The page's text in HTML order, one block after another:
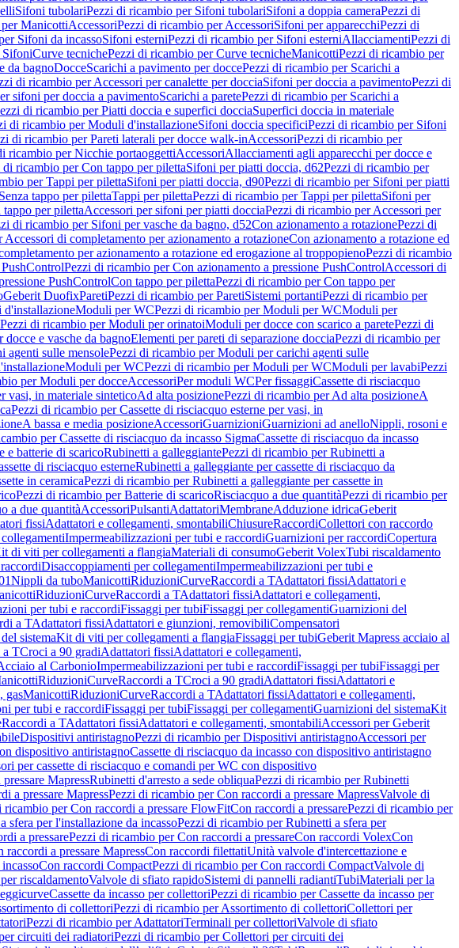
Sifoni tubolariPezzi di ricambio per Sifoni tubolariSifoni a doppia cameraPezzi di
ManicottiAccessoriPezzi di ricambio per AccessoriSifoni per apparecchiPezzi di
Sifoni da incassoSifoni esterniPezzi di ricambio per Sifoni esterniAllacciamentiPezzi di
SifoniCurve tecnichePezzi di ricambio per Curve tecnicheManicottiPezzi di ricambio per
da bagnoDocceScarichi a pavimento per doccePezzi di ricambio per Scarichi a
di ricambio per Accessori per canalette per docciaSifoni per doccia a pavimentoPezzi di
sifoni per doccia a pavimentoScarichi a paretePezzi di ricambio per Scarichi a
di ricambio per Piatti doccia e superfici docciaSuperfici doccia in materiale
di ricambio per Moduli d'installazioneSifoni doccia specificiPezzi di ricambio per Sifoni
di ricambio per Pareti laterali per docce walk-inAccessoriPezzi di ricambio per
ricambio per Nicchie portaoggettiAccessoriAllacciamenti agli apparecchi per docce e
di ricambio per Con tappo per pilettaSifoni per piatti doccia, d62Pezzi di ricambio per
per Tappi per pilettaSifoni per piatti doccia, d90Pezzi di ricambio per Sifoni per piatti
tappo per pilettaTappi per pilettaPezzi di ricambio per Tappi per pilettaSifoni per
per pilettaAccessori per sifoni per piatti docciaPezzi di ricambio per Accessori per
di ricambio per Sifoni per vasche da bagno, d52Con azionamento a rotazionePezzi di
di completamento per azionamento a rotazioneCon azionamento a rotazione ed
per azionamento a rotazione ed erogazione al troppopienoPezzi di ricambio
Pezzi di ricambio per Con azionamento a pressione PushControlAccessori di
PushControlCon tappo per pilettaPezzi di ricambio per Con tappo per
Geberit DuofixParetiPezzi di ricambio per ParetiSistemi portantiPezzi di ricambio per
Moduli per WCPezzi di ricambio per Moduli per WCModuli per
Pezzi di ricambio per Moduli per orinatoiModuli per docce con scarico a paretePezzi di
e vasche da bagnoElementi per pareti di separazione docciaPezzi di ricambio per
agenti sulle mensolePezzi di ricambio per Moduli per carichi agenti sulle
Moduli per WCPezzi di ricambio per Moduli per WCModuli per lavabiPezzi
per Moduli per docceAccessoriPer moduli WCPer fissaggiCassette di risciacquo
vasi, in materiale sinteticoAd alta posizionePezzi di ricambio per Ad alta posizioneA
Pezzi di ricambio per Cassette di risciacquo esterne per vasi, in
A bassa e media posizioneAccessoriGuarnizioniGuarnizioni ad anelloNippli, rosoni e
per Cassette di risciacquo da incasso SigmaCassette di risciacquo da incasso
e batterie di scaricoRubinetti a galleggiantePezzi di ricambio per Rubinetti a
di risciacquo esterneRubinetti a galleggiante per cassette di risciacquo da
in ceramicaPezzi di ricambio per Rubinetti a galleggiante per cassette in
Pezzi di ricambio per Batterie di scaricoRisciacquo a due quantitàPezzi di ricambio per
a due quantitàAccessoriPulsantiAdattatoriMembraneAdduzione idricaGeberit
fissiAdattatori e collegamenti, smontabiliChiusureRaccordiCollettori con raccordo
Impermeabilizzazioni per tubi e raccordiGuarnizioni per raccordiCopertura
di viti per collegamenti a flangiaMateriali di consumoGeberit VolexTubi riscaldamento
Disaccoppiamenti per collegamentiImpermeabilizzazioni per tubi e
Nippli da tuboManicottiRiduzioniCurveRaccordi a TAdattatori fissiAdattatori e
RiduzioniCurveRaccordi a TAdattatori fissiAdattatori e collegamenti,
per tubi e raccordiFissaggi per tubiFissaggi per collegamentiGuarnizioni del
a TAdattatori fissiAdattatori e giunzioni, removibiliCompensatori
sistemaKit di viti per collegamenti a flangiaFissaggi per tubiGeberit Mapress acciaio al
a TCroci a 90 gradiAdattatori fissiAdattatori e collegamenti,
al CarbonioImpermeabilizzazioni per tubi e raccordiFissaggi per tubiFissaggi per
RiduzioniCurveRaccordi a TCroci a 90 gradiAdattatori fissiAdattatori e
gasManicottiRiduzioniCurveRaccordi a TAdattatori fissiAdattatori e collegamenti,
per tubi e raccordiFissaggi per tubiFissaggi per collegamentiGuarnizioni del sistemaKit
Raccordi a TAdattatori fissiAdattatori e collegamenti, smontabiliAccessori per Geberit
Dispositivi antiristagnoPezzi di ricambio per Dispositivi antiristagnoAccessori per
dispositivo antiristagnoCassette di risciacquo da incasso con dispositivo antiristagno
per cassette di risciacquo e comandi per WC con dispositivo
MapressRubinetti d'arresto a sede obliquaPezzi di ricambio per Rubinetti
a pressare MapressPezzi di ricambio per Con raccordi a pressare MapressValvole di
ricambio per Con raccordi a pressare FlowFitCon raccordi a pressarePezzi di ricambio per
sfera per l'installazione da incassoPezzi di ricambio per Rubinetti a sfera per
a pressarePezzi di ricambio per Con raccordi a pressareCon raccordi VolexCon
a pressare MapressCon raccordi filettatiUnità valvole d'intercettazione e
Con raccordi CompactPezzi di ricambio per Con raccordi CompactValvole di
riscaldamentoValvole di sfiato rapidoSistemi di pannelli radiantiTubiMateriali per la
Cassette da incasso per collettoriPezzi di ricambio per Cassette da incasso per
di collettoriPezzi di ricambio per Assortimento di collettoriCollettori per
Pezzi di ricambio per AdattatoriTerminali per collettoriValvole di sfiato
circuiti dei radiatoriPezzi di ricambio per Collettori per circuiti dei